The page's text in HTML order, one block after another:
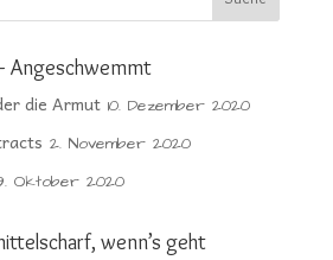
Angeschwemmt
die Armut 10. Dezember 2020
2. November 2020
Oktober 2020
wenn’s geht